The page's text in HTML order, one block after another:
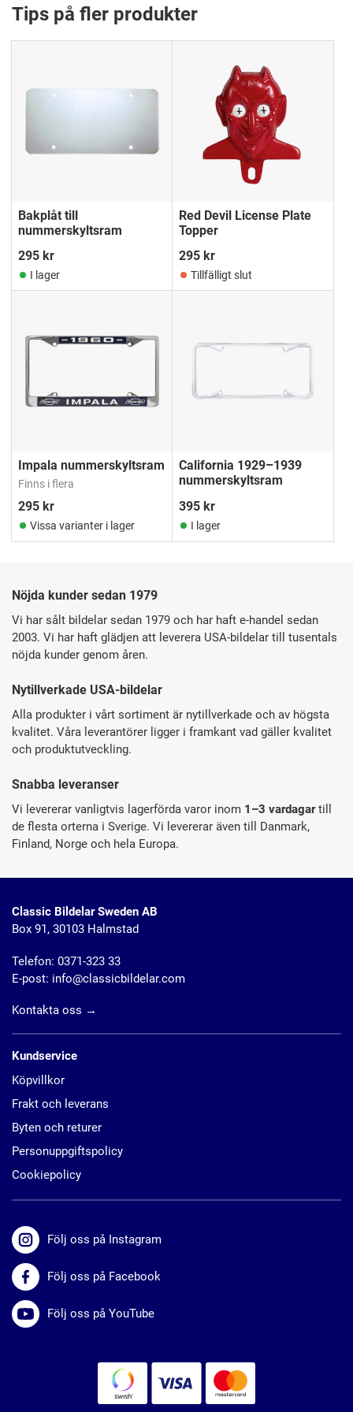
Tips på fler produkter
Bakplåt till
nummerskyltsram
295 kr
I lager
Red Devil License Plate
Topper
295 kr
Tillfälligt slut
Impala nummerskyltsram
Finns i flera
295 kr
Vissa varianter i lager
California 1929–1939
nummerskyltsram
395 kr
I lager
Nöjda kunder sedan 1979
Vi har sålt bildelar sedan 1979 och har haft e-handel sedan
2003. Vi har haft glädjen att leverera USA-bildelar till tusentals
nöjda kunder genom åren.
Nytillverkade USA-bildelar
Alla produkter i vårt sortiment är nytillverkade och av högsta
kvalitet. Våra leverantörer ligger i framkant vad gäller kvalitet
och produktutveckling.
Snabba leveranser
Vi levererar vanligtvis lagerförda varor inom 1–3 vardagartill
de flesta orterna i Sverige. Vi levererar även till Danmark,
Finland, Norge och hela Europa.
Classic Bildelar Sweden AB
Box 91, 30103 Halmstad
Telefon: 0371-323 33
E-post: info@classicbildelar.com
Kontakta oss →
Kundservice
Köpvillkor
Frakt och leverans
Byten och returer
Personuppgiftspolicy
Cookiepolicy
Följ oss på Instagram
Följ oss på Facebook
Följ oss på YouTube